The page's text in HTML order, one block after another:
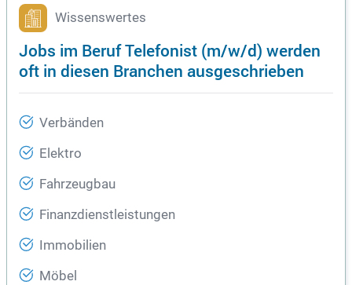
Wissenswertes
Jobs im Beruf Telefonist (m/w/d) werden
oft in diesen Branchen ausgeschrieben
Verbänden
Elektro
Fahrzeugbau
Finanzdienstleistungen
Immobilien
Möbel